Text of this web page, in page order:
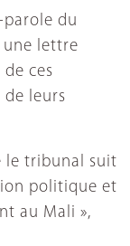
parole du
une lettre
ces
leurs
le tribunal suit
politique et
au Mali »,